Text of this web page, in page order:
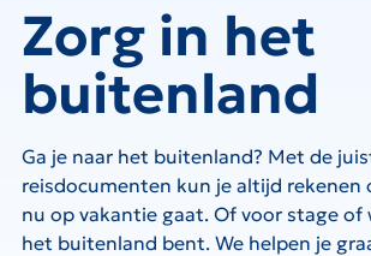
Zorg in het
buitenland
Ga je naar het buitenland? Met de
reisdocumenten kun je altijd rekenen
nu op vakantie gaat. Of voor stage of
het buitenland bent. We helpen je